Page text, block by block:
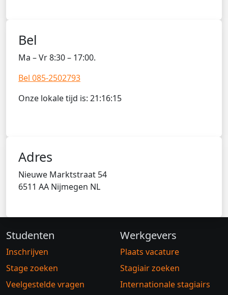
Bel
Ma – Vr 8:30 – 17:00.
Bel 085-2502793
Onze lokale tijd is: 21:16:15
Adres
Nieuwe Marktstraat 54
6511 AA Nijmegen NL
Studenten
Inschrijven
Stage zoeken
Veelgestelde vragen
Werkgevers
Plaats vacature
Stagiair zoeken
Internationale stagiairs